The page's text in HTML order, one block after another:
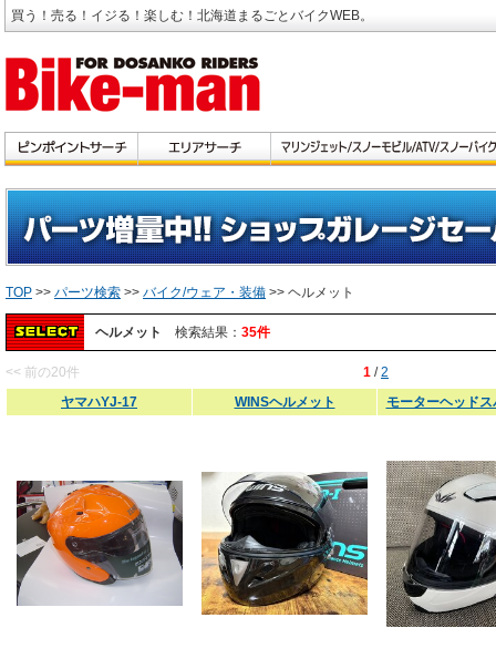
買う！売る！イジる！楽しむ！北海道まるごとバイクWEB。
TOP >> パーツ検索 >> バイク/ウェア・装備 >> ヘルメット
ヘルメット 検索結果： 35件
<< 前の20件 1 /2
ヤマハYJ-17
WINSヘルメット モーターヘッド